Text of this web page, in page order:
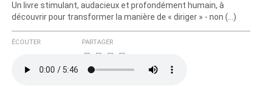
Un livre stimulant, audacieux et profondément humain, à
découvrir pour transformer la manière de « diriger » - non (…)
ÉCOUTER PARTAGER